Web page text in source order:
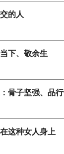
的人
下、敬余生
骨子坚强、品
这种女人身上